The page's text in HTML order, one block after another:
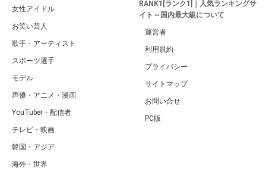
女性アイドル
お笑い芸人
歌手・アーティスト
スポーツ選手
モデル
声優・アニメ・漫画
YouTuber・配信者
テレビ・映画
韓国・アジア
海外・世界
RANK1[ランク1]｜人気ランキングサ
イト～国内最大級について
運営者
利用規約
プライバシー
サイトマップ
お問い合せ
PC版